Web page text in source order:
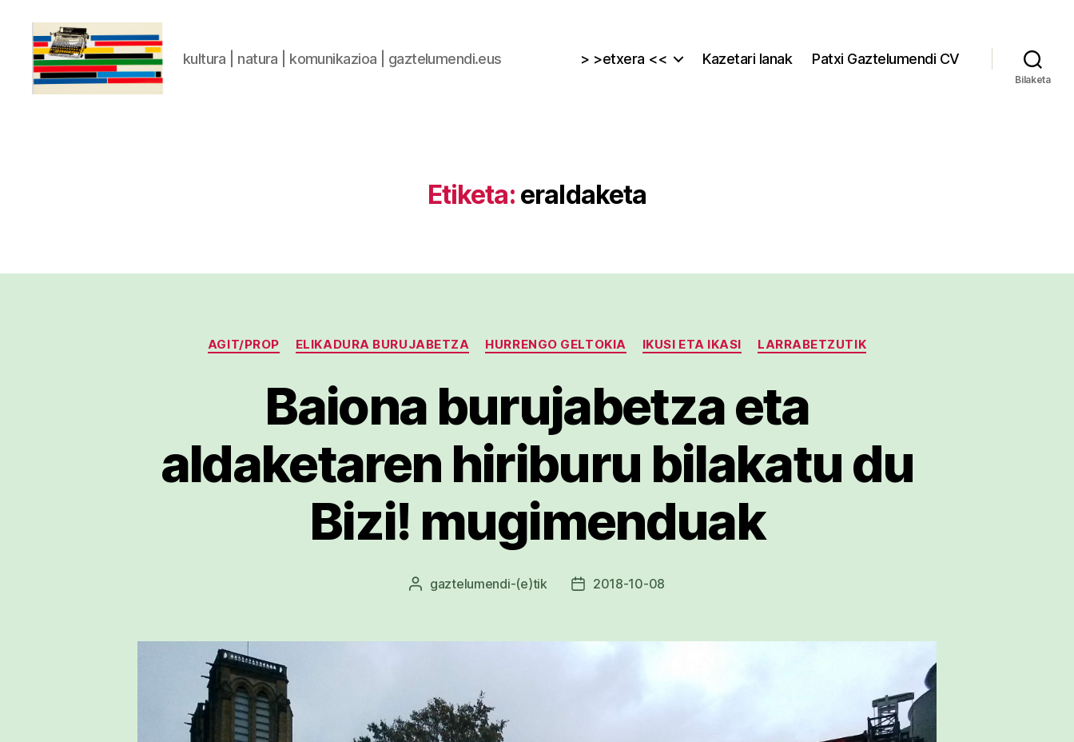
kultura | natura | komunikazioa | gaztelumendi.eus > >etxera << Kazetari lanak Patxi Gaztelumendi CV
Bilaketa
Etiketa: eraldaketa
Kategoriak
AGIT/PROP ELIKADURA BURUJABETZA HURRENGO GELTOKIA IKUSI ETA IKASI LARRABETZUTIK
Baiona burujabetza eta
aldaketaren hiriburu bilakatu du
Bizi! mugimenduak
Argitalpenaren
gaztelumendi-(e)tik
Argitalpenaren
2018-10-08